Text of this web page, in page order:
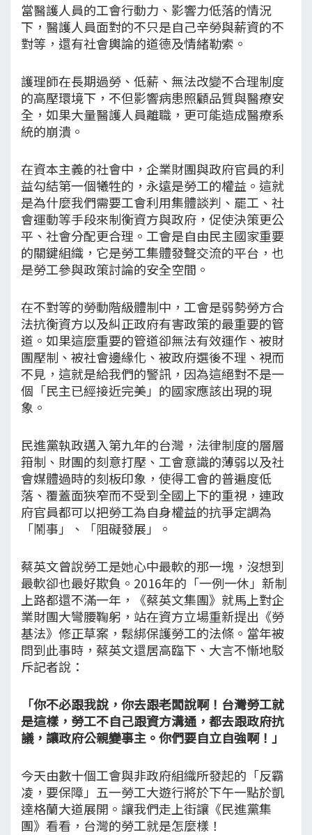
當醫護人員的工會行動力、影響力低落的情況
下，醫護人員面對的不只是自己辛勞與薪資的不
對等，還有社會輿論的道德及情緒勒索。
護理師在長期過勞、低薪、無法改變不合理制度
的高壓環境下，不但影響病患照顧品質與醫療安
全，如果大量醫護人員離職，更可能造成醫療系
統的崩潰。
在資本主義的社會中，企業財團與政府官員的利
益勾結第一個犧牲的，永遠是勞工的權益。這就
是為什麼我們需要工會利用集體談判、罷工、社
會運動等手段來制衡資方與政府，促使決策更公
平、社會分配更合理。工會是自由民主國家重要
的關鍵組織，它是勞工集體發聲交流的平台，也
是勞工參與政策討論的安全空間。
在不對等的勞動階級體制中，工會是弱勢勞方合
法抗衡資方以及糾正政府有害政策的最重要的管
道。如果這麼重要的管道卻無法有效運作、被財
團壓制、被社會邊緣化、被政府選後不理、視而
不見，這就是給我們的警訊，因為這絕對不是一
個「民主已經接近完美」的國家應該出現的現
象。
民進黨執政邁入第九年的台灣，法律制度的層層
箝制、財團的刻意打壓、工會意識的薄弱以及社
會媒體過時的刻板印象，使得工會的普遍度低
落、覆蓋面狹窄而不受到全國上下的重視，連政
府官員都可以把勞工為自身權益的抗爭定調為
「鬧事」、「阻礙發展」。
蔡英文曾說勞工是她心中最軟的那一塊，沒想到
最軟卻也最好欺負。2016年的「一例一休」新制
上路都還不滿一年，《蔡英文集團》就馬上對企
業財團大彎腰鞠躬，站在資方立場重新提出《勞
基法》修正草案，鬆綁保護勞工的法條。當年被
問到此事時，蔡英文還居高臨下、大言不慚地駁
斥記者說：
「你不必跟我說，你去跟老闆說啊！台灣勞工就
是這樣，勞工不自己跟資方溝通，都去跟政府抗
議，讓政府公親變事主。你們要自立自強啊！」
今天由數十個工會與非政府組織所發起的「反霸
凌，要保障」五一勞工大遊行將於下午一點於凱
達格蘭大道展開。讓我們走上街讓《民進黨集
團》看看，台灣的勞工就是怎麼樣！